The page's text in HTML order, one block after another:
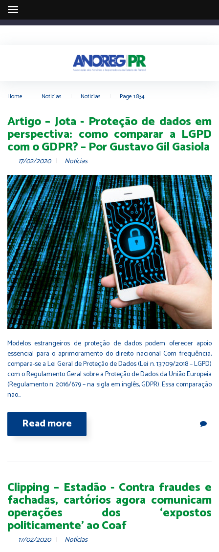
Home Notícias Notícias Page 1.834
Artigo – Jota - Proteção de dados em
perspectiva: como comparar a LGPD
com o GDPR? – Por Gustavo Gil Gasiola
17/02/2020 Notícias
Modelos estrangeiros de proteção de dados podem oferecer apoio
essencial para o aprimoramento do direito nacional Com frequência,
compara-se a Lei Geral de Proteção de Dados (Lei n. 13.709/2018 – LGPD)
com o Regulamento Geral sobre a Proteção de Dados da União Europeia
(Regulamento n. 2016/679 – na sigla em inglês, GDPR). Essa comparação
não…
Read more
Clipping – Estadão - Contra fraudes e
fachadas, cartórios agora comunicam
operações dos ‘expostos
politicamente’ ao Coaf
17/02/2020 Notícias